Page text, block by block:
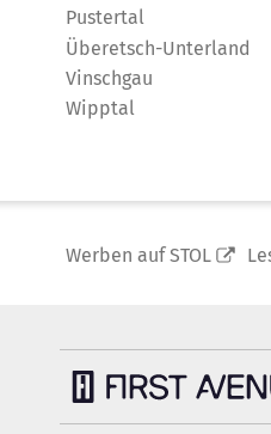
Pustertal
Überetsch-Unterland
Vinschgau
Wipptal
Werben auf STOL